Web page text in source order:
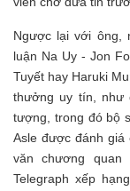
Ngược lại với ông,
luận Na Uy - Jon
Tuyết hay Haruki
thưởng uy tín, như
tượng, trong đó bộ
Asle được đánh giá
văn chương
Telegraph xếp